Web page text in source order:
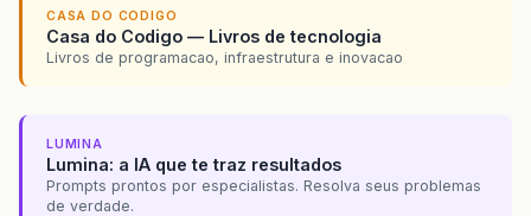
CASA DO CODIGO
Casa do Codigo — Livros de tecnologia
Livros de programacao, infraestrutura e inovacao
LUMINA
Lumina: a IA que te traz resultados
Prompts prontos por especialistas. Resolva seus problemas
de verdade.